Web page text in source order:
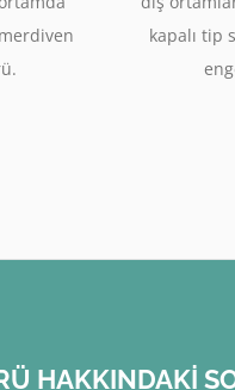
kapalı tip
HAKKINDAKİ